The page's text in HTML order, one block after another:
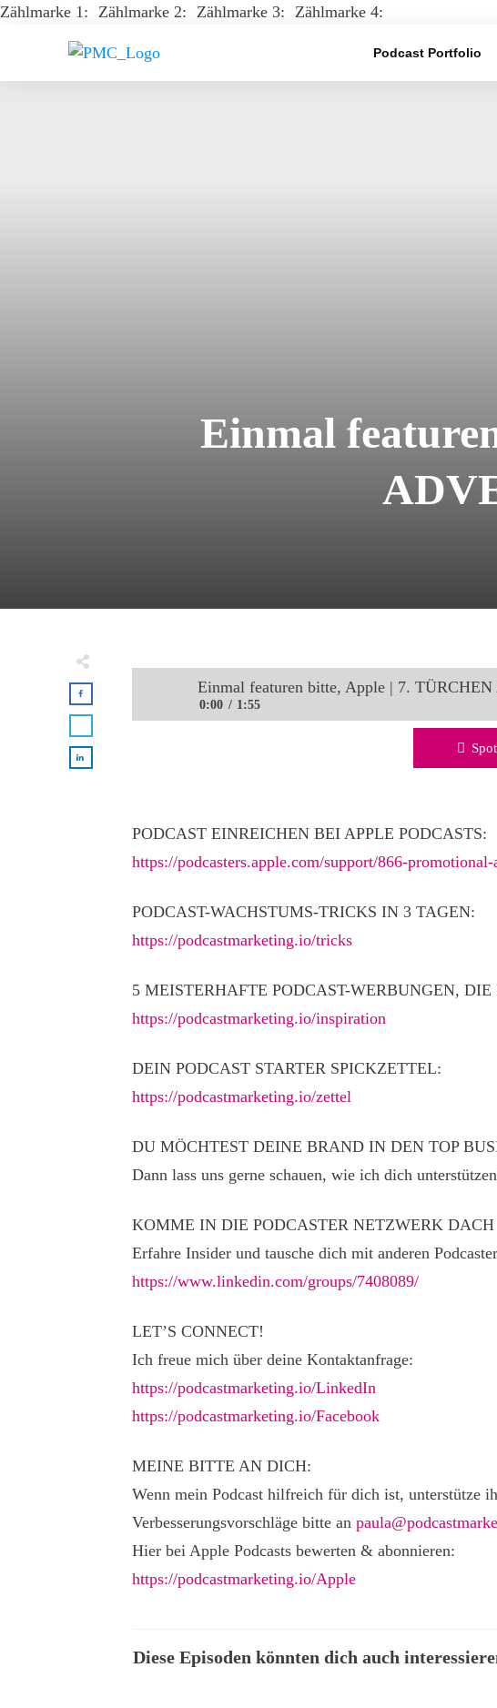
Zählmarke 1: Zählmarke 2: Zählmarke 3: Zählmarke 4:
Podcast Portfolio
Einmal
Einmal featuren bitte, Apple | 7.
0:00 1:55
Einmal featuren bitte, Apple | 7. TÜRCHEN
PODCAST EINREICHEN BEI APPLE PODCASTS:
https://podcasters.apple.com/support/866-
PODCAST-WACHSTUMS-TRICKS IN 3 TAGEN:
https://podcastmarketing.io/tricks
5 MEISTERHAFTE PODCAST-WERBUNGEN,
https://podcastmarketing.io/inspiration
DEIN PODCAST STARTER SPICKZETTEL:
https://podcastmarketing.io/zettel
DU MÖCHTEST DEINE BRAND IN DEN TOP
Dann lass uns gerne schauen, wie ich dich
KOMME IN DIE PODCASTER NETZWERK
Erfahre Insider und tausche dich mit anderen
https://www.linkedin.com/groups/7408089/
LET’S CONNECT!
Ich freue mich über deine Kontaktanfrage:
https://podcastmarketing.io/LinkedIn
https://podcastmarketing.io/Facebook
MEINE BITTE AN DICH:
Wenn mein Podcast hilfreich für dich ist, unterstütze
Verbesserungsvorschläge bitte an
Hier bei Apple Podcasts bewerten & abonnieren:
https://podcastmarketing.io/Apple
Diese Episoden könnten dich auch